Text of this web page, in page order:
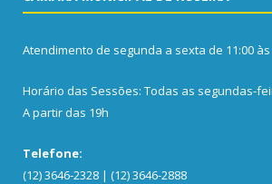
Atendimento de segunda a sexta de 11:00 às
Horário das Sessões: Todas as segundas-
A partir das 19h
Telefone:
(12) 3646-2328 | (12) 3646-2888